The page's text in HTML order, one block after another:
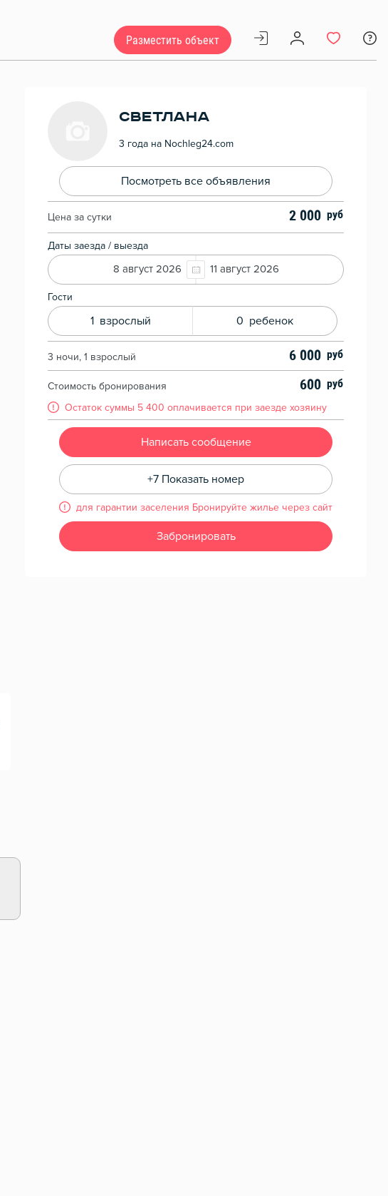
Разместить объект
Светлана
3 года на Nochleg24.com
Посмотреть все объявления
Цена за сутки 2 000
Даты заезда / выезда
8 август 2026 11 август 2026
Гости
1 взрослый 0 ребенок
3 ночи, 1 взрослый 6 000
Стоимость бронирования 600
Остаток суммы 5 400 оплачивается при заезде хозяину
Написать сообщение
+7 Показать номер
для гарантии заселения Бронируйте жилье через сайт
Забронировать